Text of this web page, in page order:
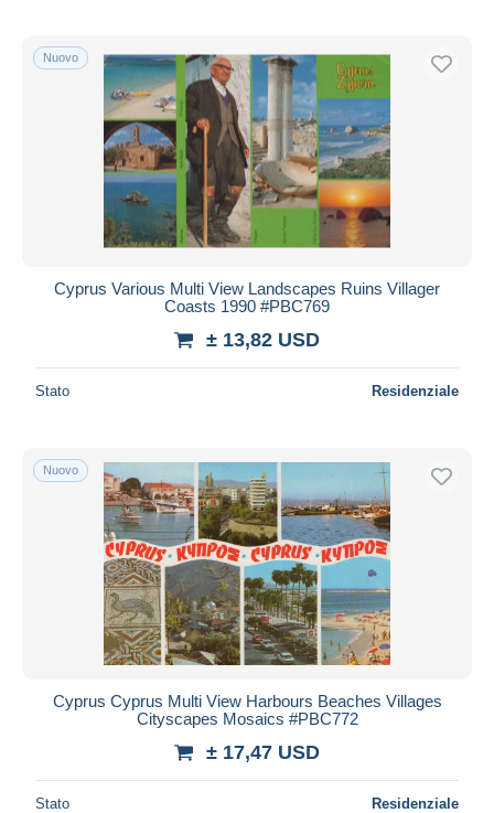
Nuovo
Cyprus Various Multi View Landscapes Ruins Villager
Coasts 1990 #PBC769
± 13,82 USD
Stato Residenziale
Nuovo
Cyprus Cyprus Multi View Harbours Beaches Villages
Cityscapes Mosaics #PBC772
± 17,47 USD
Stato Residenziale